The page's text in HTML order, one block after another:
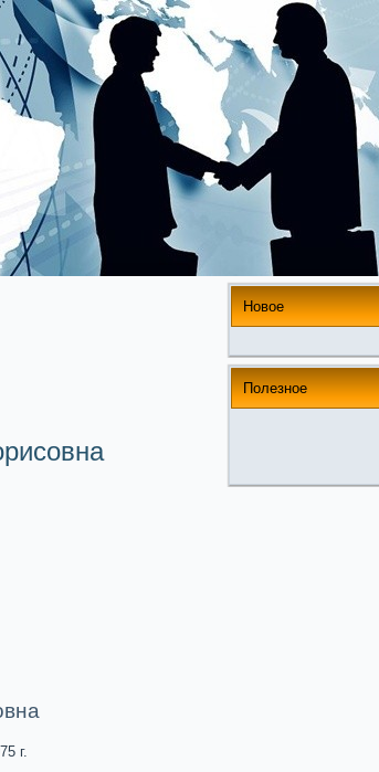
г.
Новое
Полезнoе